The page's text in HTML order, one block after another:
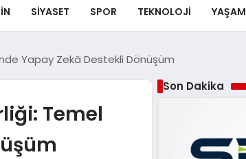
SIYASET SPOR TEKNOLOJI YAŞAM
Yapay Zekâ Destekli Dönüşüm
Temel
Son Dakika